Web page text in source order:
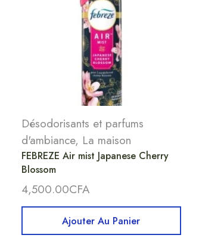
Désodorisants et parfums
d'ambiance, La maison
FEBREZE Air mist Japanese Cherry
Blossom
4,500.00CFA
Ajouter Au Panier